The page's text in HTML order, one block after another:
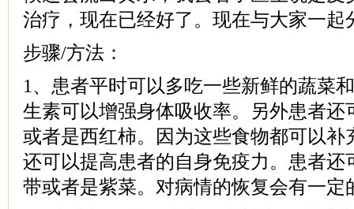
治疗，现在已经好了。现在与大家一起
步骤/方法：
1、患者平时可以多吃一些新鲜的蔬菜
生素可以增强身体吸收率。另外患者还
或者是西红柿。因为这些食物都可以补
还可以提高患者的自身免疫力。患者还
带或者是紫菜。对病情的恢复会有一定